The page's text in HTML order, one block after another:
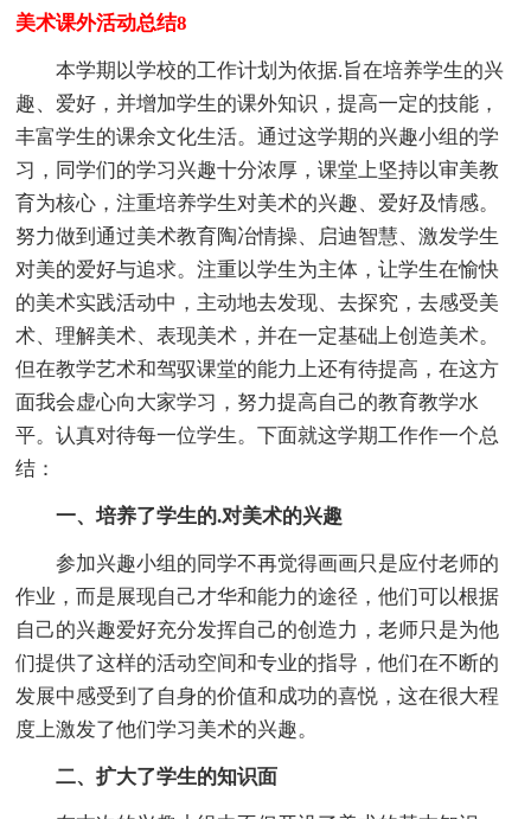
美术课外活动总结8
本学期以学校的工作计划为依据.旨在培养学生的兴
趣、爱好，并增加学生的课外知识，提高一定的技能，
丰富学生的课余文化生活。通过这学期的兴趣小组的学
习，同学们的学习兴趣十分浓厚，课堂上坚持以审美教
育为核心，注重培养学生对美术的兴趣、爱好及情感。
努力做到通过美术教育陶冶情操、启迪智慧、激发学生
对美的爱好与追求。注重以学生为主体，让学生在愉快
的美术实践活动中，主动地去发现、去探究，去感受美
术、理解美术、表现美术，并在一定基础上创造美术。
但在教学艺术和驾驭课堂的能力上还有待提高，在这方
面我会虚心向大家学习，努力提高自己的教育教学水
平。认真对待每一位学生。下面就这学期工作作一个总
结：
一、培养了学生的.对美术的兴趣
参加兴趣小组的同学不再觉得画画只是应付老师的
作业，而是展现自己才华和能力的途径，他们可以根据
自己的兴趣爱好充分发挥自己的创造力，老师只是为他
们提供了这样的活动空间和专业的指导，他们在不断的
发展中感受到了自身的价值和成功的喜悦，这在很大程
度上激发了他们学习美术的兴趣。
二、扩大了学生的知识面